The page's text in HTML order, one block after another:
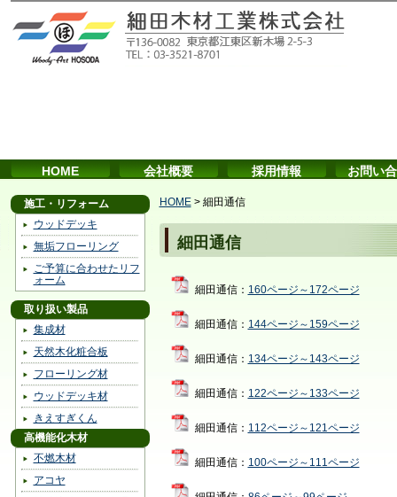
HOME 会社概要 採用情報 お問い
施工・リフォーム
ウッドデッキ
無垢フローリング
ご予算に合わせたリフ
ォーム
取り扱い製品
集成材
天然木化粧合板
フローリング材
ウッドデッキ材
きえすぎくん
高機能化木材
不燃木材
アコヤ
HOME> 細田通信
細田通信
細田通信： 160ページ～172ページ
細田通信： 144ページ～159ページ
細田通信： 134ページ～143ページ
細田通信： 122ページ～133ページ
細田通信： 112ページ～121ページ
細田通信： 100ページ～111ページ